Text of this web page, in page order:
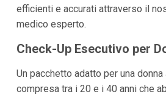
efficienti e accurati attraverso il
medico esperto.
Check-Up Esecutivo per
Un pacchetto adatto per una
compresa tra i 20 e i 40 anni che